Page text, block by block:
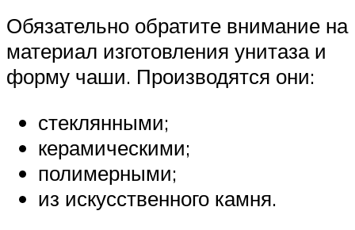
Обязательно обратите внимание на
материал изготовления унитаза и
форму чаши. Производятся они:
стеклянными;
керамическими;
полимерными;
из искусственного камня.